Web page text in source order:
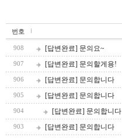
번호
908 [답변완료] 문의요~
907 [답변완료] 문의할게용!
906 [답변완료] 문의합니다
905 [답변완료] 문의합니다
904 [답변완료] 문의합니다
903 [답변완료] 문의합니다